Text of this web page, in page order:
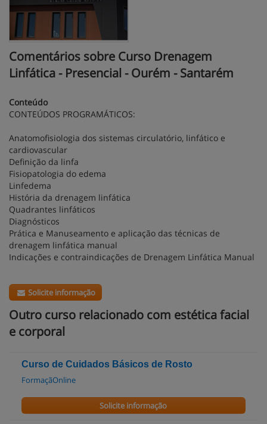
Comentários sobre Curso Drenagem
Linfática - Presencial - Ourém - Santarém
Conteúdo
CONTEÚDOS PROGRAMÁTICOS:
Anatomofisiologia dos sistemas circulatório, linfático e
cardiovascular
Definição da linfa
Fisiopatologia do edema
Linfedema
História da drenagem linfática
Quadrantes linfáticos
Diagnósticos
Prática e Manuseamento e aplicação das técnicas de
drenagem linfática manual
Indicações e contraindicações de Drenagem Linfática Manual
Solicite informação
Outro curso relacionado com estética facial
e corporal
Curso de Cuidados Básicos de Rosto
FormaçãOnline
Solicite informação